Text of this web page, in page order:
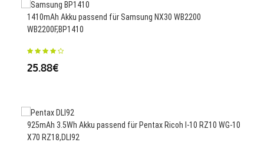
1410mAh Akku passend für Samsung NX30 WB2200
WB2200F,BP1410
25.88€
925mAh 3.5Wh Akku passend für Pentax Ricoh I-10 RZ10 WG-10
X70 RZ18,DLI92